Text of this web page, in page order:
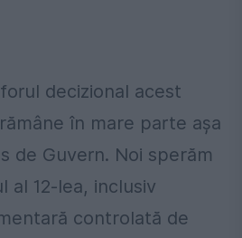
decizional acest
în mare parte aşa
de Guvern. Noi sperăm
al 12-lea, inclusiv
controlată de